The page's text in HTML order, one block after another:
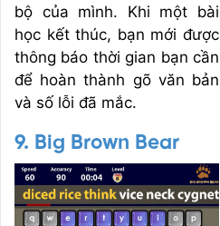
bộ của mình. Khi một bài
học kết thúc, bạn mới được
thông báo thời gian bạn cần
để hoàn thành gõ văn bản
và số lỗi đã mắc.
9. Big Brown Bear